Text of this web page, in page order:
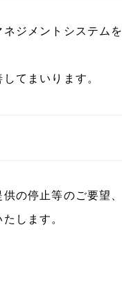
ジメントシステムを
てまいります。
の停止等のご要望、
します。